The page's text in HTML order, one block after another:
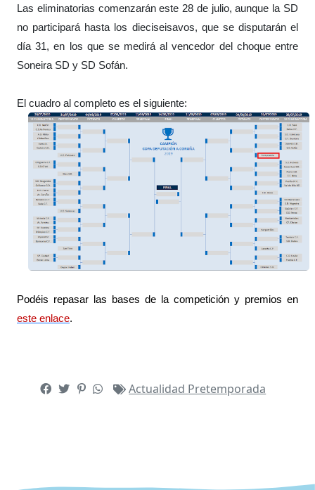
Las eliminatorias comenzarán este 28 de julio, aunque la SD
no participará hasta los dieciseisavos, que se disputarán el
día 31, en los que se medirá al vencedor del choque entre
Soneira SD y SD Sofán.
El cuadro al completo es el siguiente:
Podéis repasar las bases de la competición y premios en
este enlace.
Actualidad Pretemporada